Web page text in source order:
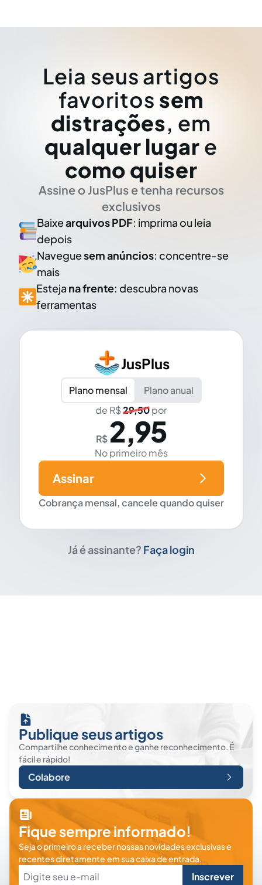
Leia seus artigos
favoritos sem
distrações, em
qualquer lugar e
como quiser
Assine o JusPlus e tenha recursos
exclusivos
Baixearquivos PDF: imprima ou leia
depois
Naveguesem anúncios: concentre-se
mais
Esteja na frente: descubra novas
ferramentas
JusPlus
Plano mensal
Plano anual
de R$29,50por
R$ 2,95
No primeiro mês
Cobrança mensal, cancele quando quiser
Assinar
Já é assinante? Faça login
Publique seus artigos
Compartilhe conhecimento e ganhe reconhecimento. É
fácil e rápido!
Colabore
Fique sempre informado!
Seja o primeiro a receber nossas novidades exclusivas e
recentes diretamente em sua caixa de entrada.
Inscrever